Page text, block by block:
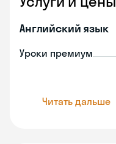
Английский язык
Уроки премиум
Читать дальше